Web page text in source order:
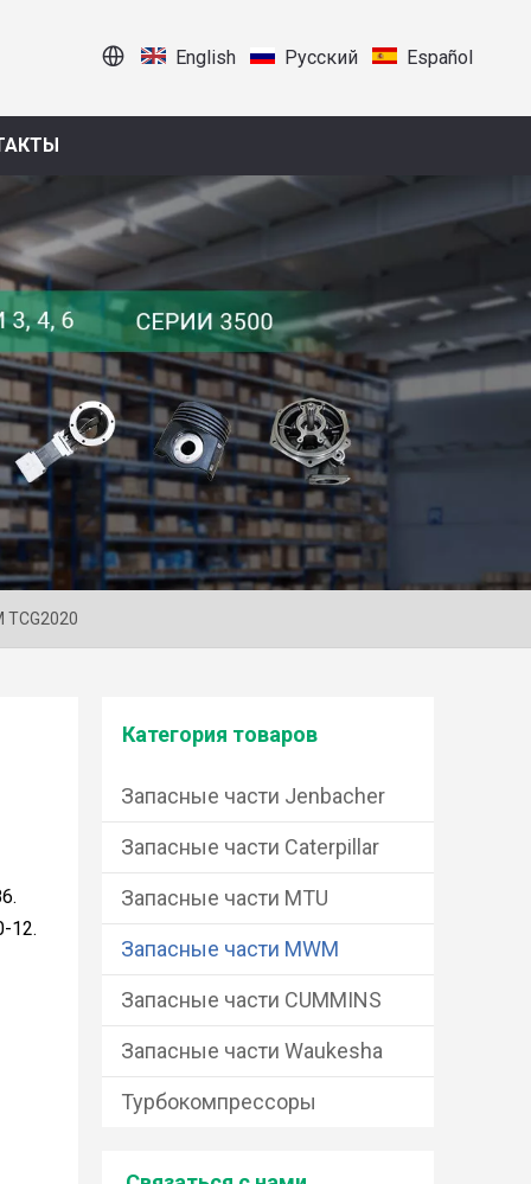
English Pусский Español
TCG2020
12.
Категория товаров
Запасные части Jenbacher
Запасные части Caterpillar
Запасные части MTU
Запасные части MWM
Запасные части CUMMINS
Запасные части Waukesha
Турбокомпрессоры